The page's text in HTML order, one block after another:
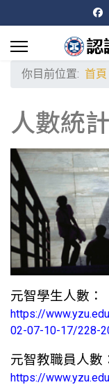
你目前位置: 首頁
人數統計
元智學生人數：
https://
02-07-10-17/228-
元智教職員人數
https://